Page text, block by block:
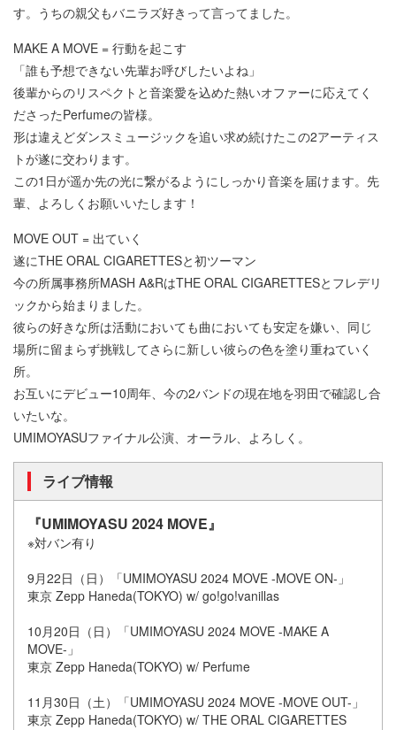
す。うちの親父もバニラズ好きって言ってました。
MAKE A MOVE = 行動を起こす
「誰も予想できない先輩お呼びしたいよね」
後輩からのリスペクトと音楽愛を込めた熱いオファーに応えてく
ださったPerfumeの皆様。
形は違えどダンスミュージックを追い求め続けたこの2アーティス
トが遂に交わります。
この1日が遥か先の光に繋がるようにしっかり音楽を届けます。先
輩、よろしくお願いいたします！
MOVE OUT = 出ていく
遂にTHE ORAL CIGARETTESと初ツーマン
今の所属事務所MASH A&RはTHE ORAL CIGARETTESとフレデリ
ックから始まりました。
彼らの好きな所は活動においても曲においても安定を嫌い、同じ
場所に留まらず挑戦してさらに新しい彼らの色を塗り重ねていく
所。
お互いにデビュー10周年、今の2バンドの現在地を羽田で確認し合
いたいな。
UMIMOYASUファイナル公演、オーラル、よろしく。
ライブ情報
『UMIMOYASU 2024 MOVE』
※対バン有り
9月22日（日）「UMIMOYASU 2024 MOVE -MOVE ON-」
東京 Zepp Haneda(TOKYO) w/ go!go!vanillas
10月20日（日）「UMIMOYASU 2024 MOVE -MAKE A
MOVE-」
東京 Zepp Haneda(TOKYO) w/ Perfume
11月30日（土）「UMIMOYASU 2024 MOVE -MOVE OUT-」
東京 Zepp Haneda(TOKYO) w/ THE ORAL CIGARETTES